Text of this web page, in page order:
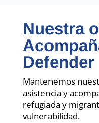
Nuestra
Defender
Mantenemos
asistencia y
refugiada y
vulnerabilidad.